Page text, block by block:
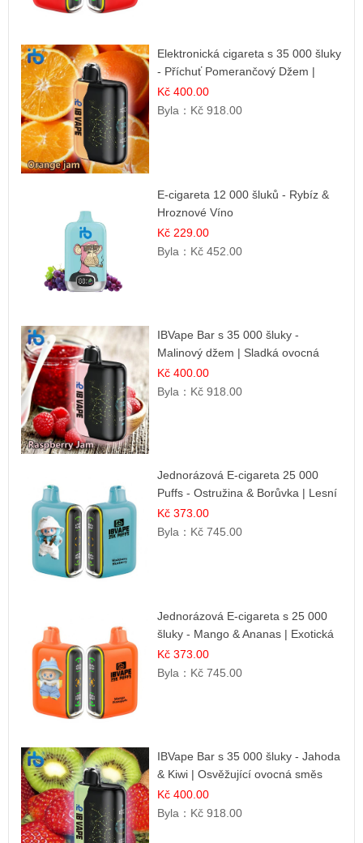
Elektronická cigareta s 35 000 šluky
- Příchuť Pomerančový Džem |
Dlouhotrvající zážitek
Kč 400.00
Byla： Kč 918.00
E-cigareta 12 000 šluků - Rybíz &
Hroznové Víno
Kč 229.00
Byla： Kč 452.00
IBVape Bar s 35 000 šluky -
Malinový džem | Sladká ovocná
příchuť
Kč 400.00
Byla： Kč 918.00
Jednorázová E-cigareta 25 000
Puffs - Ostružina & Borůvka | Lesní
ovocná směs
Kč 373.00
Byla： Kč 745.00
Jednorázová E-cigareta s 25 000
šluky - Mango & Ananas | Exotická
ovocná směs
Kč 373.00
Byla： Kč 745.00
IBVape Bar s 35 000 šluky - Jahoda
& Kiwi | Osvěžující ovocná směs
Kč 400.00
Byla： Kč 918.00